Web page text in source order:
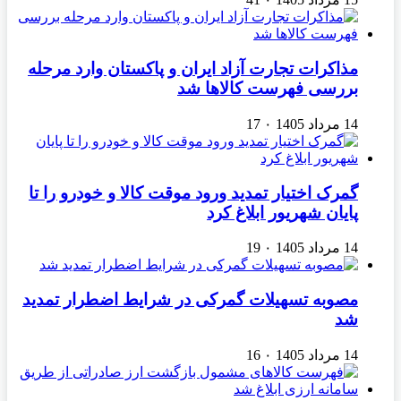
مذاکرات تجارت آزاد ایران و پاکستان وارد مرحله
بررسی فهرست کالاها شد
14 مرداد 1405 ۰ 17
گمرک اختیار تمدید ورود موقت کالا و خودرو را تا
پایان شهریور ابلاغ کرد
14 مرداد 1405 ۰ 19
مصوبه تسهیلات گمرکی در شرایط اضطرار تمدید
شد
14 مرداد 1405 ۰ 16